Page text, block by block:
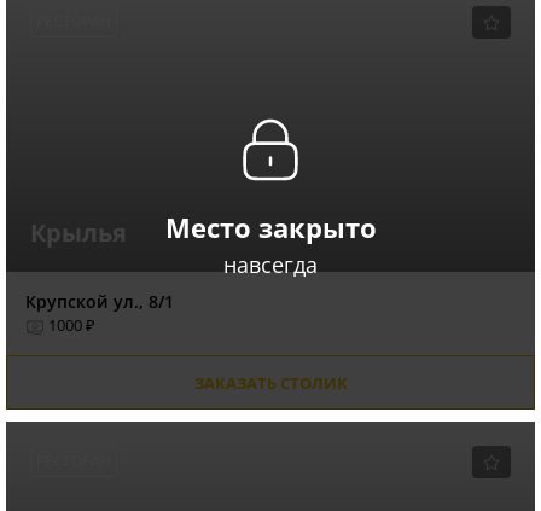
Место закрыто
навсегда
Крылья
Крупской ул., 8/1
1000 ₽
ЗАКАЗАТЬ СТОЛИК